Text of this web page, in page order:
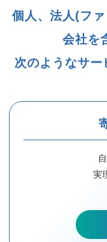
個人、法人(フ
会社を
次のようなサ
実